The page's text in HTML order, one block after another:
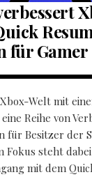
für Gamer
Welt mit
Reihe von
für Besitzer der
Fokus steht
mit dem